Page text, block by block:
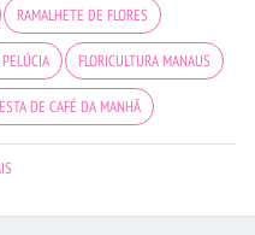
RAMALHETE DE FLORES
FLORICULTURA MANAUS
DE CAFÉ DA MANHÃ